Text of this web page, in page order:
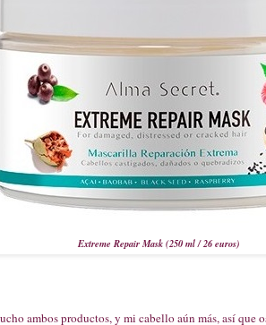
Extreme Repair Mask (250 ml / 26 euros)
ambos productos, y mi cabello aún más, así que